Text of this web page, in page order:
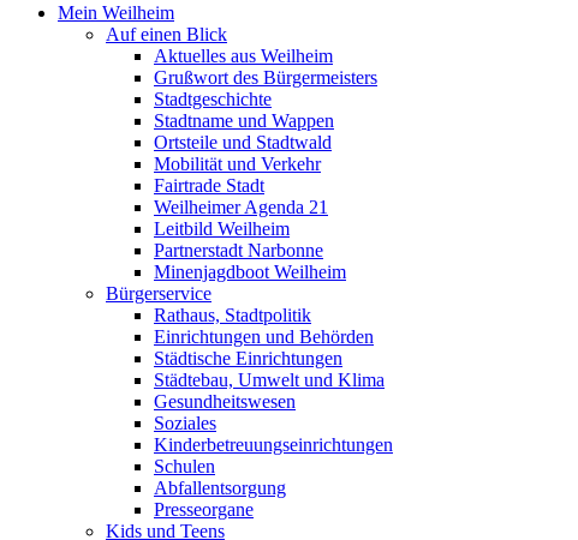
Mein Weilheim
Auf einen Blick
Aktuelles aus Weilheim
Grußwort des Bürgermeisters
Stadtgeschichte
Stadtname und Wappen
Ortsteile und Stadtwald
Mobilität und Verkehr
Fairtrade Stadt
Weilheimer Agenda 21
Leitbild Weilheim
Partnerstadt Narbonne
Minenjagdboot Weilheim
Bürgerservice
Rathaus, Stadtpolitik
Einrichtungen und Behörden
Städtische Einrichtungen
Städtebau, Umwelt und Klima
Gesundheitswesen
Soziales
Kinderbetreuungseinrichtungen
Schulen
Abfallentsorgung
Presseorgane
Kids und Teens